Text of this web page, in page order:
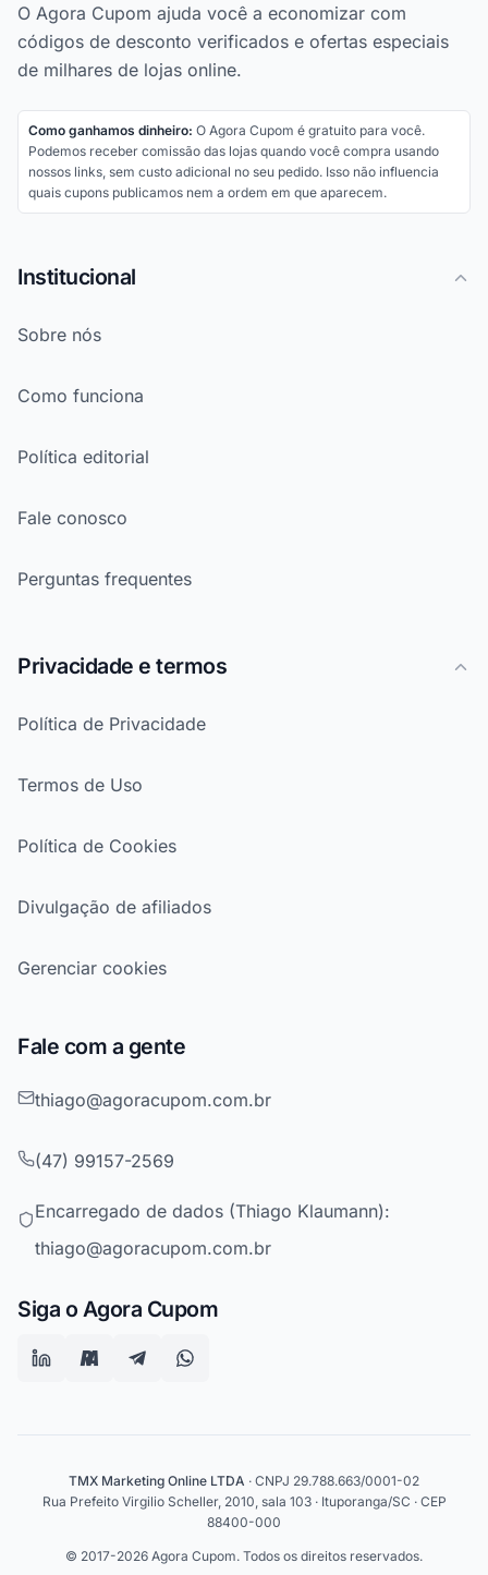
O Agora Cupom ajuda você a economizar com
códigos de desconto verificados e ofertas especiais
de milhares de lojas online.
Como ganhamos dinheiro: O Agora Cupom é gratuito para você.
Podemos receber comissão das lojas quando você compra usando
nossos links, sem custo adicional no seu pedido. Isso não influencia
quais cupons publicamos nem a ordem em que aparecem.
Institucional
Sobre nós
Como funciona
Política editorial
Fale conosco
Perguntas frequentes
Privacidade e termos
Política de Privacidade
Termos de Uso
Política de Cookies
Divulgação de afiliados
Gerenciar cookies
Fale com a gente
thiago@agoracupom.com.br
(47) 99157-2569
Encarregado de dados (Thiago Klaumann):
thiago@agoracupom.com.br
Siga o Agora Cupom
TMX Marketing Online LTDA · CNPJ 29.788.663/0001-02
Rua Prefeito Virgilio Scheller, 2010, sala 103 · Ituporanga/SC · CEP
88400-000
© 2017-2026 Agora Cupom. Todos os direitos reservados.